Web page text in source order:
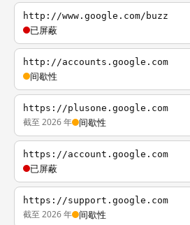
http://www.google.com/buzz
已屏蔽
http://accounts.google.com
间歇性
https://plusone.google.com
截至 2026 年 间歇性
https://account.google.com
已屏蔽
https://support.google.com
截至 2026 年 间歇性